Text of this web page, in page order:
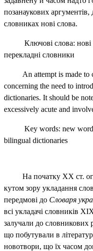
позанаукових
словниках нові слова.
Ключові слова:
перекладні словники
An attempt is made to
concerning the need to
dictionaries. It should be
excessively acute and
Key words: new
bilingual dictionaries
На початку ХХ ст.
кутом зору укладання
передмові до Словаря
всі укладачі словників
залучали до словникових
що побутували в
новотвори, що їх часом